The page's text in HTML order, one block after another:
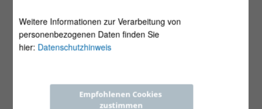
Weitere Informationen zur Verarbeitung von
personenbezogenen Daten finden Sie
hier: Datenschutzhinweis
Empfohlenen Cookies
zustimmen